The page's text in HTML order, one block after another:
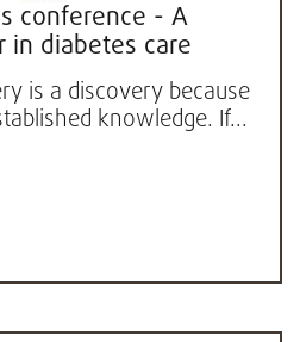
conference - A
in diabetes care
is a discovery because
knowledge. If...